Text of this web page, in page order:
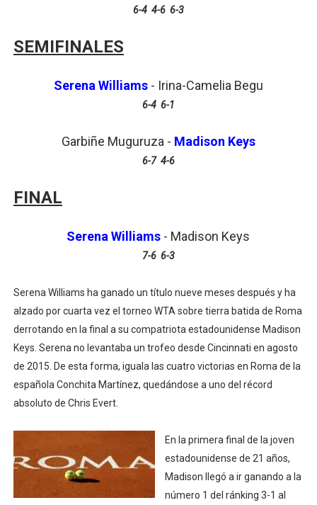
6-4 4-6 6-3
SEMIFINALES
Serena Williams- Irina-Camelia Begu
6-4 6-1
Garbiñe Muguruza - Madison Keys
6-7 4-6
FINAL
Serena Williams - Madison Keys
7-6 6-3
Serena Williams ha ganado un título nueve meses después y ha
alzado por cuarta vez el torneo WTA sobre tierra batida de Roma
derrotando en la final a su compatriota estadounidense Madison
Keys. Serena no levantaba un trofeo desde Cincinnati en agosto
de 2015. De esta forma, iguala las cuatro victorias en Roma de la
española Conchita Martínez, quedándose a uno del récord
absoluto de Chris Evert.
En la primera final de la joven
estadounidense de 21 años,
Madison llegó a ir ganando a la
número 1 del ránking 3-1 al